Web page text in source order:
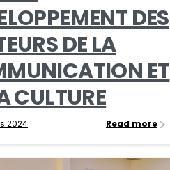
DES
DE LA
ET
CULTURE
2024 Read more